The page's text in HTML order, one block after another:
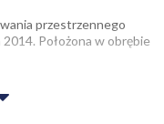
przestrzennego
Położona w obrębie